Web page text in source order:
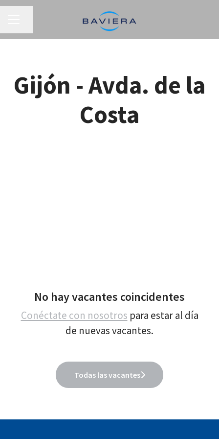
Gijón - Avda. de la
Costa
No hay vacantes coincidentes
Conéctate con nosotros para estar al día
de nuevas vacantes.
Todas las vacantes